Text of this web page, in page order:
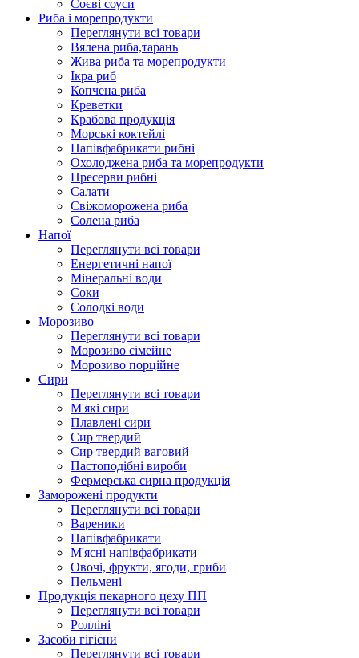
Соєві соуси
Риба і морепродукти
Переглянути всі товари
Вялена риба,тарань
Жива риба та морепродукти
Ікра риб
Копчена риба
Крeветки
Крабова продукція
Морські коктейлi
Напівфабрикати рибні
Охолоджена риба та морепродукти
Пресерви рибні
Сaлати
Свіжоморожена риба
Солена риба
Напої
Переглянути всі товари
Енергетичні напої
Мінеральні води
Соки
Солодкі води
Морозиво
Переглянути всі товари
Морозиво сімейне
Морозиво порційне
Сири
Переглянути всі товари
М'які сири
Плавлені сири
Сир твердий
Сир твердий ваговий
Пастоподібні вироби
Фермерська сирна продукція
Заморожені продукти
Переглянути всі товари
Вареники
Напівфабрикати
М'ясні напівфабрикати
Овочі, фрукти, ягоди, гриби
Пельмені
Продукцiя пекарного цеху ПП
Переглянути всі товари
Ролліні
Засоби гігієни
Переглянути всі товари